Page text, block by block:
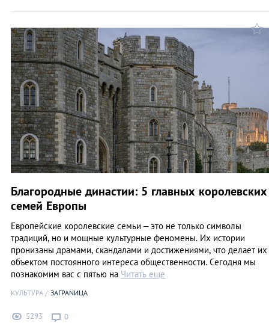
Благородные династии: 5 главных королевских
семей Европы
Европейские королевские семьи – это не только символы
традиций, но и мощные культурные феномены. Их истории
пронизаны драмами, скандалами и достижениями, что делает их
объектом постоянного интереса общественности. Сегодня мы
познакомим вас с пятью на Читать еще
КУЛЬТУРА ЗАГРАNИЦА
5293 0